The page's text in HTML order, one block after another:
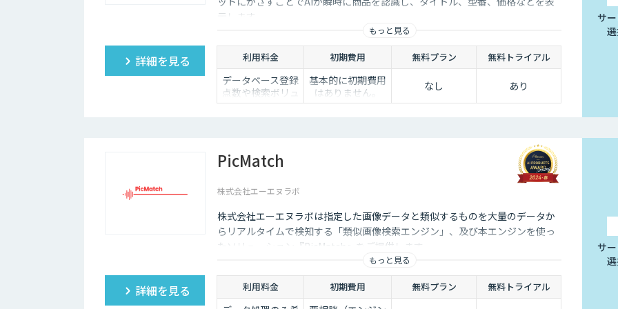
示します。
もっと見る
詳細を見る 利用料金 初期費用 無料プラン 無料トライアル
データベース登録
点数や検索ボリュ
ームによって別途
ほどとお考え下さ
い。
基本的に初期費用
はありません。
但し、データ整理
なし あり
サ
PicMatch
株式会社エーエヌラボ
株式会社エーエヌラボは指定した画像データと類似するものを大量のデータか
らリアルタイムで検知する「類似画像検索エンジン」、及び本エンジンを使っ
たソリューション『PicMatch』をご提供します。
もっと見る
詳細を見る 利用料金 初期費用 無料プラン 無料トライアル
サ